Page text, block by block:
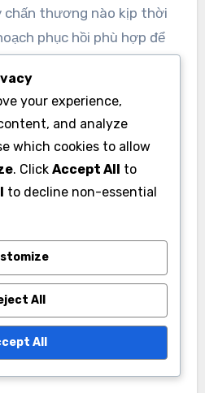
chấn thương nào kịp thời
phục hồi phù hợp để
quyền anh
quyền anh
your experience,
and analyze
which cookies to allow
. Click Accept All to
to decline non-essential
All
All